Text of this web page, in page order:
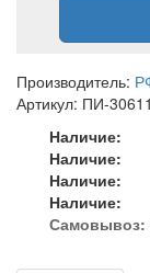
Производитель:
Артикул: ПИ-
Наличие:
Наличие:
Наличие:
Наличие:
Самовывоз: